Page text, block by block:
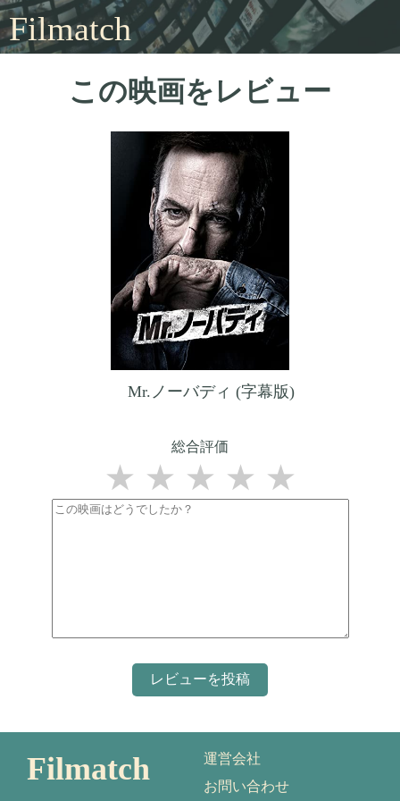
Filmatch
この映画をレビュー
Mr.ノーバディ (字幕版)
総合評価
★
★
★
★
★
Filmatch
運営会社
お問い合わせ